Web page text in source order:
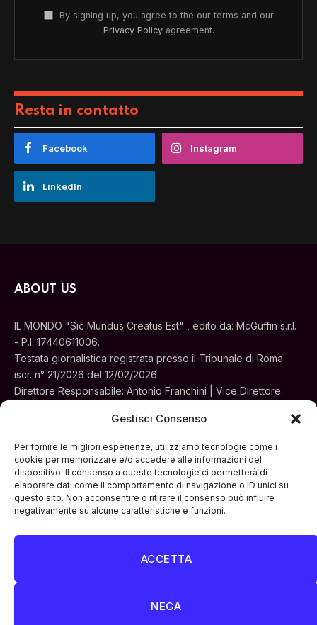
Gestisci Consenso
Per fornire le migliori esperienze, utilizziamo tecnologie come i
cookie per memorizzare e/o accedere alle informazioni del
dispositivo. Il consenso a queste tecnologie ci permetterà di
elaborare dati come il comportamento di navigazione o ID unici su
questo sito. Non acconsentire o ritirare il consenso può influire
negativamente su alcune caratteristiche e funzioni.
ACCETTA
NEGA
By signing up, you agree to the our terms and our
Privacy Policyagreement.
Resta in contatto
Facebook Instagram
LinkedIn
ABOUT US
IL MONDO "Sic Mundus Creatus Est" , edito da: McGuffin s.r.l.
- P.I. 17440611006.
Testata giornalistica registrata presso il Tribunale di Roma
iscr. n° 21/2026 del 12/02/2026.
Direttore Responsabile: Antonio Franchini | Vice Direttore:
Sede legale: Via Silvestri, 195 - Roma.
Cinemedia Srl
FacebookInstagram